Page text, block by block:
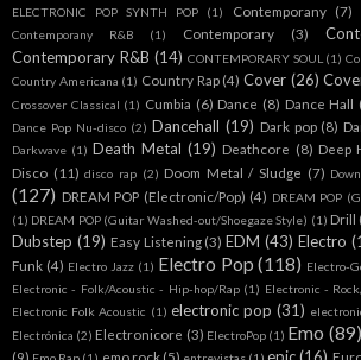
ELECTRONIC POP SYNTH POP
(1) Contemporany (7)
Contemporany R&B (1) Contemporary (3)
Contemporary R&B (14) CONTEMPORARY SOUL (1)
Country Americana (1) Country Rap (4) Cover (26)
Crossover Classical (1) Cumbia (6) Dance (8) Dance Hall
Dance Pop Nu-disco (2) Dancehall (19) Dark pop (8)
Darkwave (1) Death Metal (19) Deathcore (8) Deep
Disco (11) disco rap (2) Doom Metal / Sludge (7)
(127) DREAM POP (Electronic/Pop) (4) DREAM POP
(1) DREAM POP (Guitar Washed-out/Shoegaze Style) (1) Drill
Dubstep (19) Easy Listening (3) EDM (43) Electro
Funk (4) Electro Jazz (1) Electro Pop (118) Electro-
Electronic - Folk/Acoustic - Hip-hop/Rap (1) Electronic -
Electronic Folk Acoustic (1) electronic pop (31)
Electrónica (2) Electronicore (3) ElectroPop (1) Emo (89)
(9)
emo rock (5)